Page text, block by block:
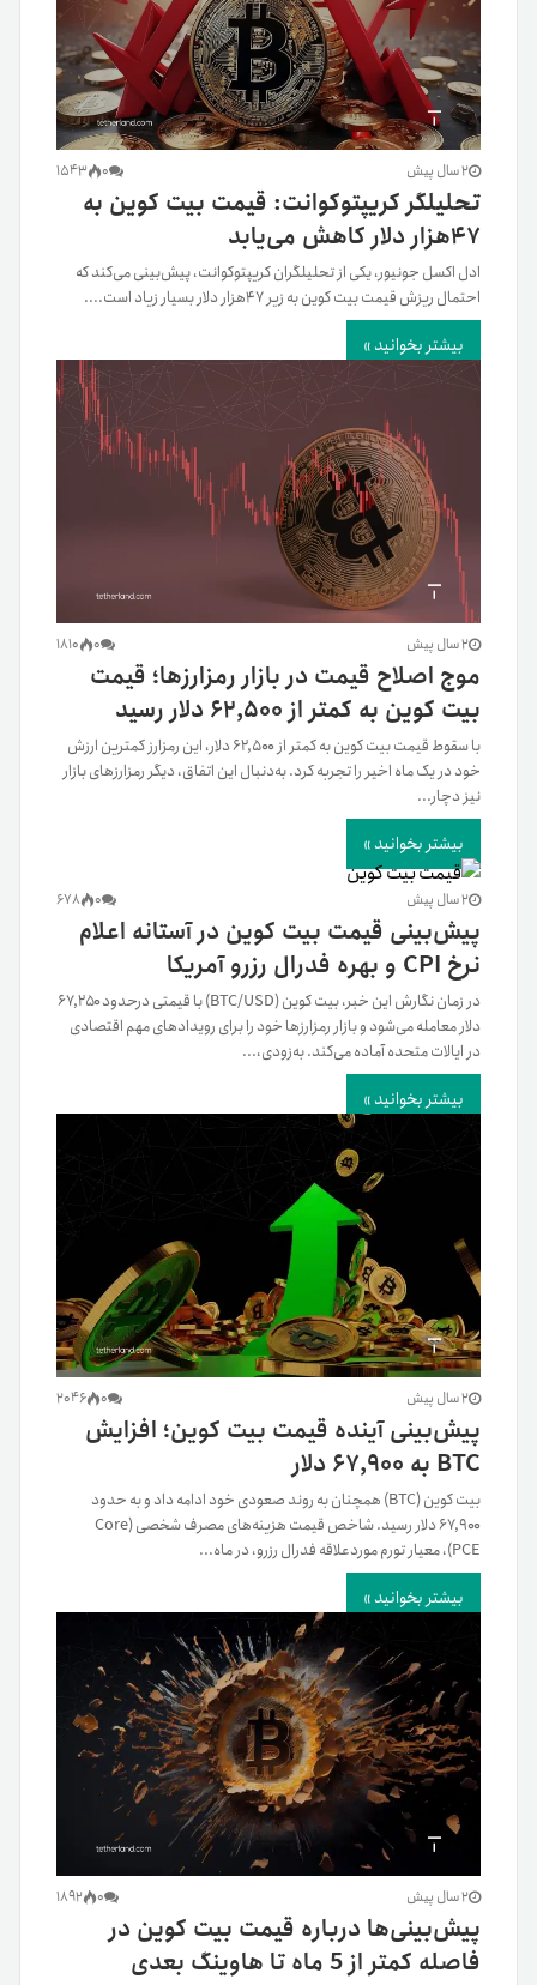
2 سال پیش 0
1543
تحلیلگر کریپتوکوانت: قیمت بیت کوین به
۴۷هزار دلار کاهش می‌یابد
ادل اکسل جونیور، یکی از تحلیلگران کریپتوکوانت، پیش‌بینی می‌کند که
احتمال ریزش قیمت بیت کوین به زیر ۴۷هزار دلار بسیار زیاد است....
بیشتر بخوانید »
2 سال پیش 0
1810
موج اصلاح قیمت در بازار رمزارزها؛ قیمت
بیت کوین به کمتر از ۶۲,۵۰۰ دلار رسید
با سقوط قیمت بیت کوین به کمتر از ۶۲,۵۰۰ دلار، این رمزارز کمترین ارزش
خود در یک ماه اخیر را تجربه کرد. به‌دنبال این اتفاق، دیگر رمزارزهای بازار
نیز دچار...
بیشتر بخوانید »
2 سال پیش 0
678
پیش‌بینی قیمت بیت کوین در آستانه اعلام
نرخ CPI و بهره فدرال رزرو آمریکا
در زمان نگارش این خبر، بیت کوین (BTC/USD) با قیمتی در‌حدود ۶۷,۲۵۰
دلار معامله می‌شود و بازار رمزارزها خود را برای رویدادهای مهم اقتصادی
در ایالات متحده آماده می‌کند. به‌زودی،...
بیشتر بخوانید »
2 سال پیش 0
2046
پیش‌بینی آینده قیمت بیت کوین؛ افزایش
BTC به ۶۷,۹۰۰ دلار
بیت کوین (BTC) همچنان به روند صعودی خود ادامه داد و به حدود
۶۷,۹۰۰ دلار رسید. شاخص قیمت هزینه‌های مصرف شخصی (Core
PCE)، معیار تورم موردعلاقه فدرال رزرو، در ماه...
بیشتر بخوانید »
2 سال پیش 0
1892
پیش‌بینی‌ها درباره قیمت بیت کوین در
فاصله کمتر از 5 ماه تا هاوینگ بعدی